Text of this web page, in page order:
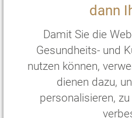
dann
Damit Sie die
Gesundheits- und
nutzen können,
dienen dazu,
personalisieren,
176,— pro
€ 880 ,— pro
ZIMMER